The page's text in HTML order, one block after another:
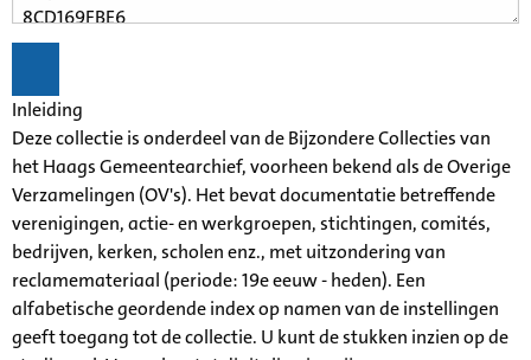
Inleiding
Deze collectie is onderdeel van de Bijzondere Collecties van
het Haags Gemeentearchief, voorheen bekend als de Overige
Verzamelingen (OV's). Het bevat documentatie betreffende
verenigingen, actie- en werkgroepen, stichtingen, comités,
bedrijven, kerken, scholen enz., met uitzondering van
reclamemateriaal (periode: 19e eeuw - heden). Een
alfabetische geordende index op namen van de instellingen
geeft toegang tot de collectie. U kunt de stukken inzien op de